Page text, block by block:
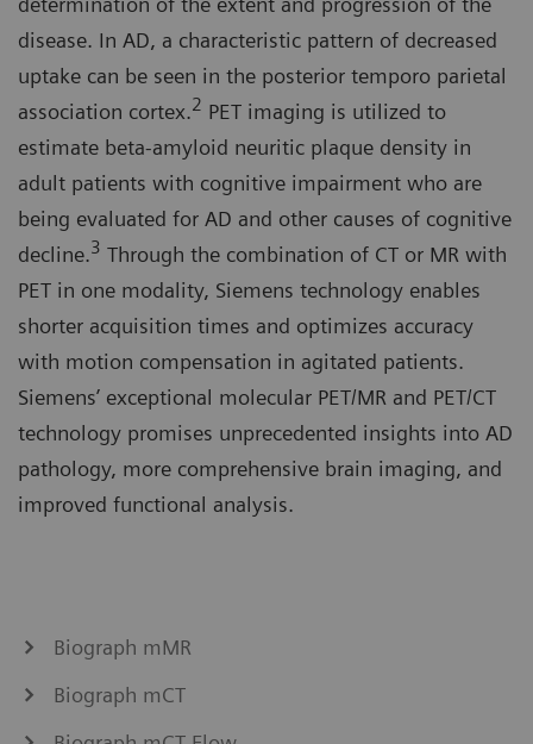
disease. In AD, a characteristic pattern of decreased
uptake can be seen in the posterior temporo parietal
association cortex.2 PET imaging is utilized to
estimate beta-amyloid neuritic plaque density in
adult patients with cognitive impairment who are
being evaluated for AD and other causes of cognitive
decline.3 Through the combination of CT or MR with
PET in one modality, Siemens technology enables
shorter acquisition times and optimizes accuracy
with motion compensation in agitated patients.
Siemens’ exceptional molecular PET/MR and PET/CT
technology promises unprecedented insights into AD
pathology, more comprehensive brain imaging, and
improved functional analysis.
Biograph mMR
Biograph mCT